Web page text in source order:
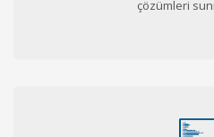
çözümleri